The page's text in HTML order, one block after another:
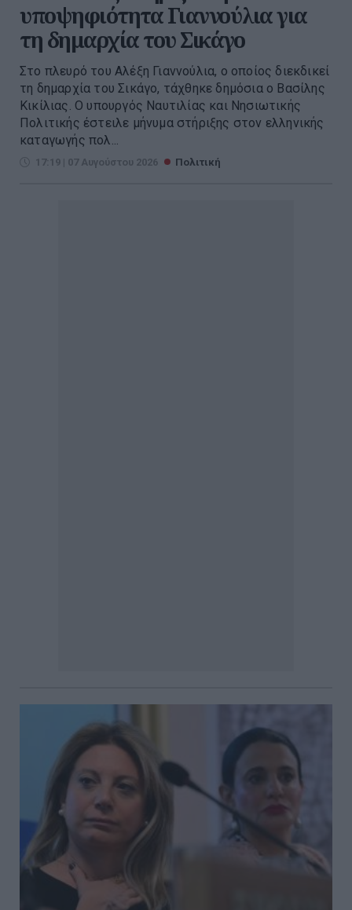
υποψηφιότητα Γιαννούλια για
τη δημαρχία του Σικάγο
Στο πλευρό του Αλέξη Γιαννούλια, ο οποίος διεκδικεί
τη δημαρχία του Σικάγο, τάχθηκε δημόσια ο Βασίλης
Κικίλιας. Ο υπουργός Ναυτιλίας και Νησιωτικής
Πολιτικής έστειλε μήνυμα στήριξης στον ελληνικής
καταγωγής πολ...
17:19 | 07 Αυγούστου 2026 Πολιτική